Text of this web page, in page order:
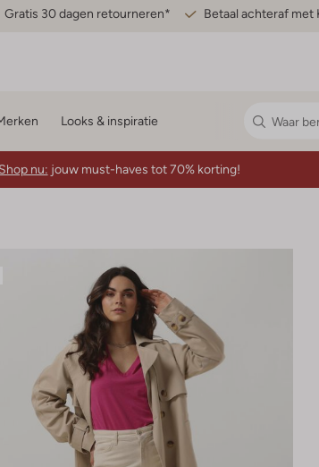
Gratis 30 dagen retourneren* Betaal achteraf met
Looks & inspiratie
Shop nu: jouw must-haves tot 70% korting!